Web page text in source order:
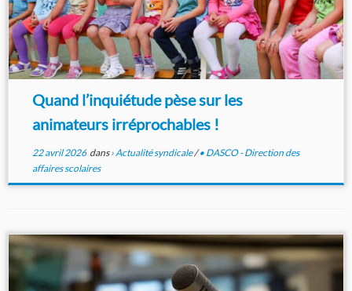
Quand l’inquiétude pèse sur les
animateurs irréprochables !
22 avril 2026dans› Actualité syndicale/• DASCO - Direction des
affaires scolaires